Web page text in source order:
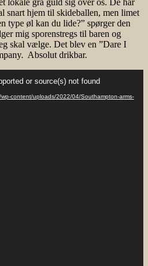
snart hjem til skideballen, men limet
øl kan du lide?” spørger den
mig sporenstregs til baren og
skal vælge. Det blev en ”Dare I
Absolut drikbar.
or source(s) not found
content/uploads/2022/04/Southampton-arms-